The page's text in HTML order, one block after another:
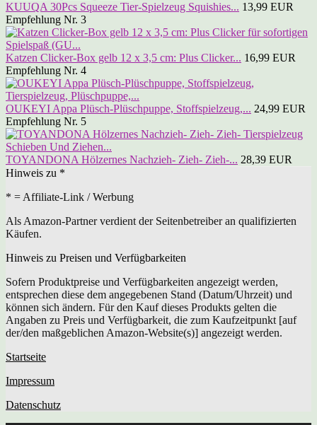
KUUQA 30Pcs Squeeze Tier-Spielzeug Squishies... 13,99 EUR
Empfehlung Nr. 3
Katzen Clicker-Box gelb 12 x 3,5 cm: Plus Clicker... 16,99 EUR
Empfehlung Nr. 4
OUKEYI Appa Plüsch-Plüschpuppe, Stoffspielzeug,... 24,99 EUR
Empfehlung Nr. 5
TOYANDONA Hölzernes Nachzieh- Zieh- Zieh-... 28,39 EUR
Hinweis zu *
* = Affiliate-Link / Werbung
Als Amazon-Partner verdient der Seitenbetreiber an qualifizierten
Käufen.
Hinweis zu Preisen und Verfügbarkeiten
Sofern Produktpreise und Verfügbarkeiten angezeigt werden,
entsprechen diese dem angegebenen Stand (Datum/Uhrzeit) und
können sich ändern. Für den Kauf dieses Produkts gelten die
Angaben zu Preis und Verfügbarkeit, die zum Kaufzeitpunkt [auf
der/den maßgeblichen Amazon-Website(s)] angezeigt werden.
Startseite
Impressum
Datenschutz